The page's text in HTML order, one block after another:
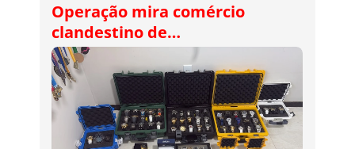
Operação mira comércio
clandestino de…